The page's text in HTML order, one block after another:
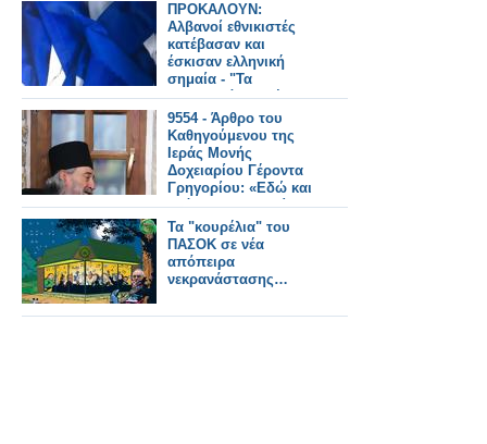
ΠΡΟΚΑΛΟΥΝ:
Αλβανοί εθνικιστές
κατέβασαν και
έσκισαν ελληνική
σημαία - "Τα
"Ελληνικά κουρέλια"
ποτέ δεν θα υψωθούν
στην Αλβανία!"
[photos]
9554 - Άρθρο του
Καθηγούμενου της
Ιεράς Μονής
Δοχειαρίου Γέροντα
Γρηγορίου: «Εδώ και
χρόνια η Εκκλησία
δανείζεται, εντελώς
αμελέτητα, τα
κουρέλια της Δύσης»
Τα "κουρέλια" του
ΠΑΣΟΚ σε νέα
απόπειρα
νεκρανάστασης…